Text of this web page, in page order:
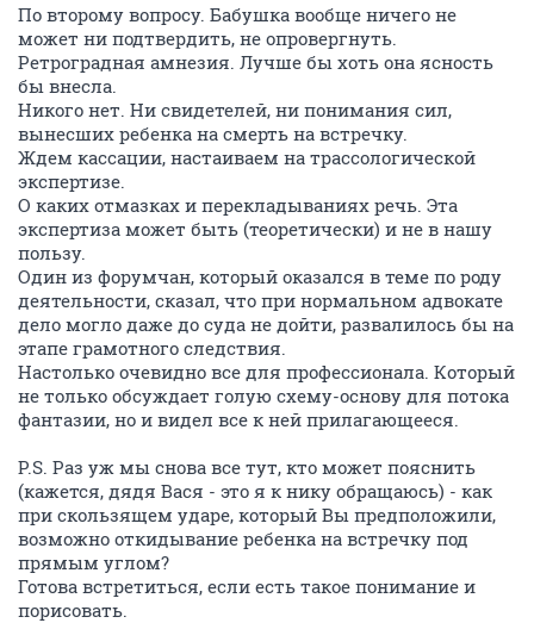
По второму вопросу. Бабушка вообще ничего не
может ни подтвердить, не опровергнуть.
Ретроградная амнезия. Лучше бы хоть она ясность
бы внесла.
Никого нет. Ни свидетелей, ни понимания сил,
вынесших ребенка на смерть на встречку.
Ждем кассации, настаиваем на трассологической
экспертизе.
О каких отмазках и перекладываниях речь. Эта
экспертиза может быть (теоретически) и не в нашу
пользу.
Один из форумчан, который оказался в теме по роду
деятельности, сказал, что при нормальном адвокате
дело могло даже до суда не дойти, развалилось бы на
этапе грамотного следствия.
Настолько очевидно все для профессионала. Который
не только обсуждает голую схему-основу для потока
фантазии, но и видел все к ней прилагающееся.
P.S. Раз уж мы снова все тут, кто может пояснить
(кажется, дядя Вася - это я к нику обращаюсь) - как
при скользящем ударе, который Вы предположили,
возможно откидывание ребенка на встречку под
прямым углом?
Готова встретиться, если есть такое понимание и
порисовать.